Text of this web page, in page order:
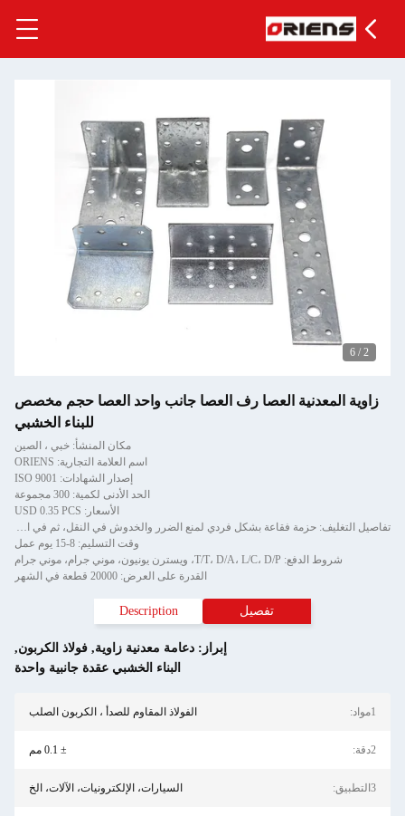
2
/
6
زاوية المعدنية العصا رف العصا جانب واحد العصا حجم مخصص
للبناء الخشبي
مكان المنشأ: خبي ، الصين
اسم العلامة التجارية: ORIENS
إصدار الشهادات: ISO 9001
الحد الأدنى لكمية: 300 مجموعة
الأسعار: USD 0.35 PCS
تفاصيل التغليف: حزمة فقاعة بشكل فردي لمنع الضرر والخدوش في النقل، ثم في الكرتون
وقت التسليم: 8-15 يوم عمل
شروط الدفع: T/T، D/A، L/C، D/P، ويسترن يونيون، موني جرام، موني جرام
القدرة على العرض: 20000 قطعة في الشهر
تفصيل Description
إبراز: دعامة معدنية زاوية, فولاذ الكربون,
البناء الخشبي عقدة جانبية واحدة
1مواد: الفولاذ المقاوم للصدأ ، الكربون الصلب
2دقة: ± 0.1 مم
3التطبيق: السيارات، الإلكترونيات، الآلات، الخ